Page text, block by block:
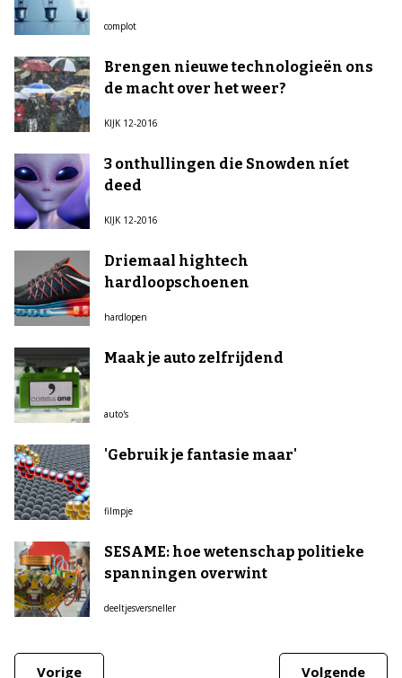
complot
Brengen nieuwe technologieën ons
de macht over het weer?
KIJK 12-2016
3 onthullingen die Snowden níet
deed
KIJK 12-2016
Driemaal hightech
hardloopschoenen
hardlopen
Maak je auto zelfrijdend
auto's
'Gebruik je fantasie maar'
filmpje
SESAME: hoe wetenschap politieke
spanningen overwint
deeltjesversneller
Vorige Volgende